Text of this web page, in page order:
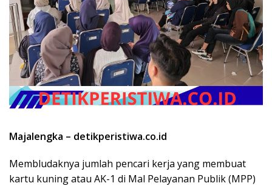
Majalengka – detikperistiwa.co.id
Membludaknya jumlah pencari kerja yang membuat
kartu kuning atau AK-1 di Mal Pelayanan Publik (MPP)